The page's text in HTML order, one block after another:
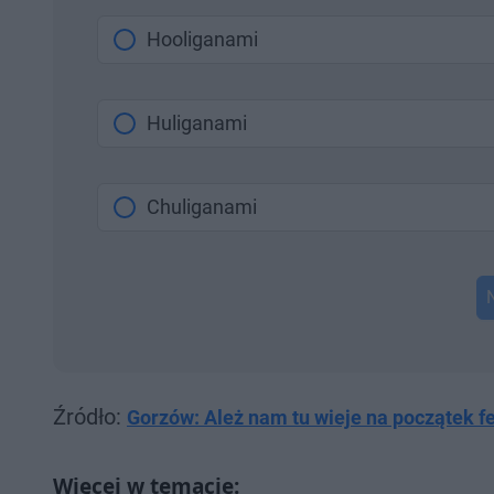
Hooliganami
Huliganami
Chuliganami
Źródło: Gorzów: Ależ nam tu wieje na początek